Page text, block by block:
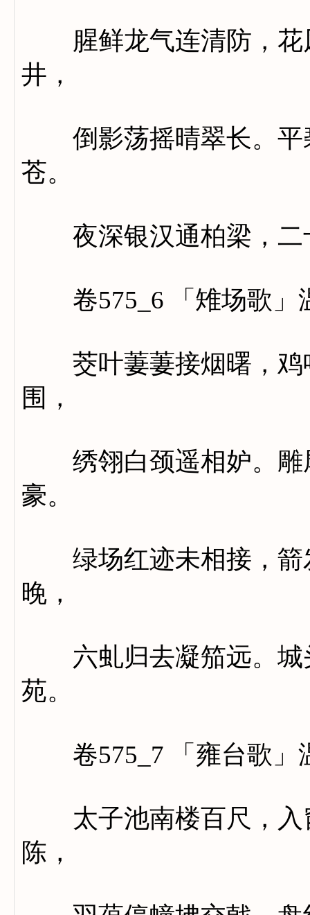
腥鲜龙气连清防，花
井，
倒影荡摇晴翠长。平
苍。
夜深银汉通柏梁，二
卷575_6 「雉场歌」
茭叶萋萋接烟曙，鸡
围，
绣翎白颈遥相妒。雕
豪。
绿场红迹未相接，箭
晚，
六虬归去凝笳远。城
苑。
卷575_7 「雍台歌」
太子池南楼百尺，入
陈，